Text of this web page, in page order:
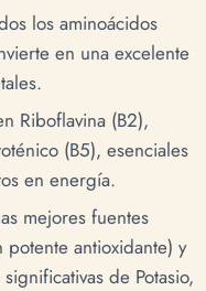
los aminoácidos
en una excelente
Riboflavina (B2),
(B5), esenciales
en energía.
mejores fuentes
potente antioxidante) y
de Potasio,